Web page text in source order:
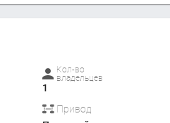
Кол-во
владельцев
1
Привод